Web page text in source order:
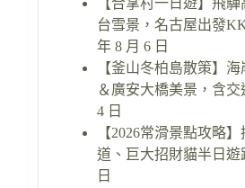
台雪景，名古屋出發
年 8 月 6 日
【釜山冬柏島散策】
＆廣安大橋美景，含交
4 日
【2026常滑景點攻略
道、巨大招財貓半日遊
日